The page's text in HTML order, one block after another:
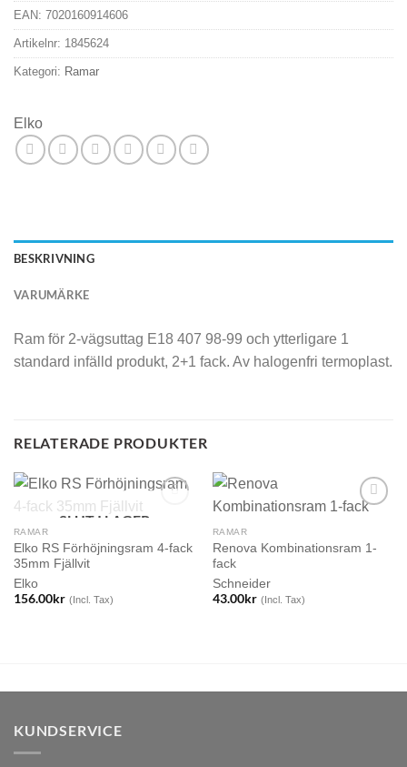
EAN: 7020160914606
Artikelnr: 1845624
Kategori: Ramar
Elko
BESKRIVNING
VARUMÄRKE
Ram för 2-vägsuttag E18 407 98-99 och ytterligare 1
standard infälld produkt, 2+1 fack. Av halogenfri termoplast.
RELATERADE PRODUKTER
SLUT I LAGER
RAMAR
Elko RS Förhöjningsram 4-fack
35mm Fjällvit
Elko
156.00kr (Incl. Tax)
RAMAR
Renova Kombinationsram 1-
fack
Schneider
43.00kr (Incl. Tax)
KUNDSERVICE